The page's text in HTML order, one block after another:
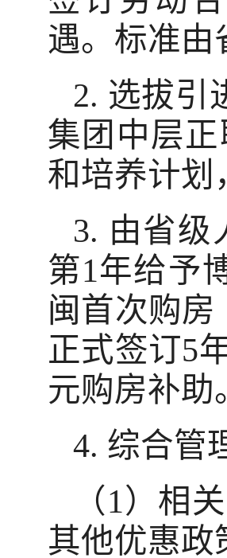
遇。标准由
2. 选拔引
集团中层
和培养计划
3. 由省级
第1年给予
闽首次购
正式签订5
元购房补助
4. 综合管
（1）相
其他优惠政